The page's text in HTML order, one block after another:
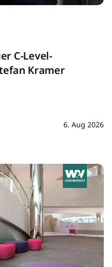
C-Level-
Kramer
6. Aug 2026